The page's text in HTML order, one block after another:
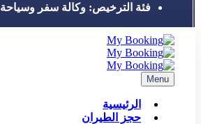
فئة الترخيص: وكالة سفر وسياحة
Menu
الرئيسية
حجز الطيران